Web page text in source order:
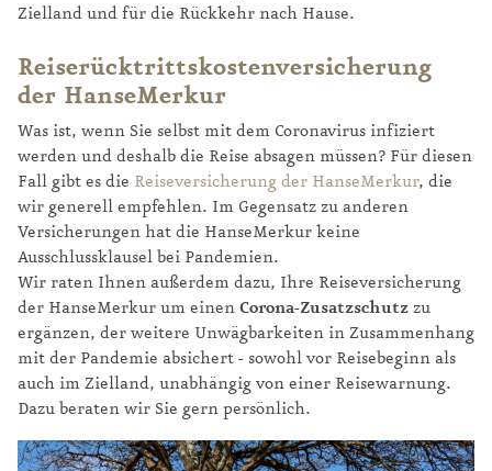
Zielland und für die Rückkehr nach Hause.
Reiserücktrittskostenversicherung
der HanseMerkur
Was ist, wenn Sie selbst mit dem Coronavirus infiziert
werden und deshalb die Reise absagen müssen? Für diesen
Fall gibt es die Reiseversicherung der HanseMerkur, die
wir generell empfehlen. Im Gegensatz zu anderen
Versicherungen hat die HanseMerkur keine
Ausschlussklausel bei Pandemien.
Wir raten Ihnen außerdem dazu, Ihre Reiseversicherung
der HanseMerkur um einen Corona-Zusatzschutz zu
ergänzen, der weitere Unwägbarkeiten in Zusammenhang
mit der Pandemie absichert - sowohl vor Reisebeginn als
auch im Zielland, unabhängig von einer Reisewarnung.
Dazu beraten wir Sie gern persönlich.